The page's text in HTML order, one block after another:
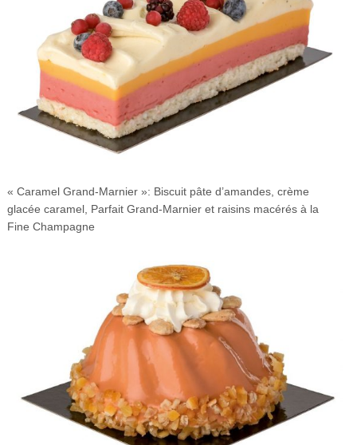
« Caramel Grand-Marnier »: Biscuit pâte d’amandes, crème
glacée caramel, Parfait Grand-Marnier et raisins macérés à la
Fine Champagne